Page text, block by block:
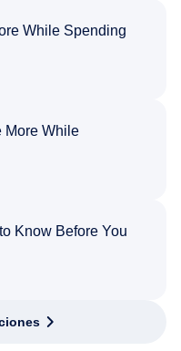
While Spending
More While
Know Before You